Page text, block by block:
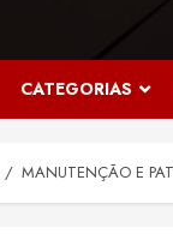
CATEGORIAS
MANUTENÇÃO E